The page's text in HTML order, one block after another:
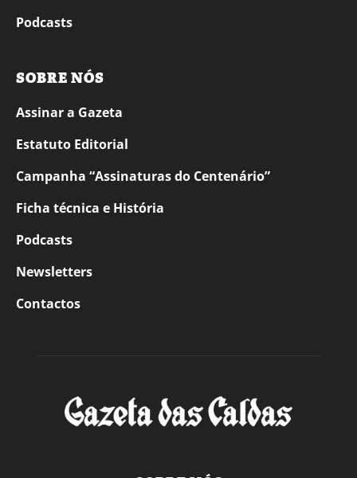
Podcasts
SOBRE NÓS
Assinar a Gazeta
Estatuto Editorial
Campanha “Assinaturas do Centenário”
Ficha técnica e História
Podcasts
Newsletters
Contactos